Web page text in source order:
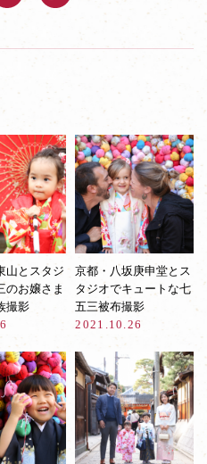
山とスタジ
のお嬢さま
撮影
京都・八坂庚申堂とス
タジオでキュートな七
五三被布撮影
2021.10.26